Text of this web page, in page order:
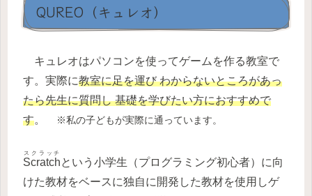
QUREO（キュレオ）
キュレオはパソコンを使ってゲームを作る教室で
す。実際に教室に足を運び わからないところがあっ
たら先生に質問し 基礎を学びたい方におすすめで
す。 ※私の子どもが実際に通っています。
Scratch
スクラッチ
という小学生（プログラミング初心者）に向
けた教材をベースに独自に開発した教材を使用しゲ